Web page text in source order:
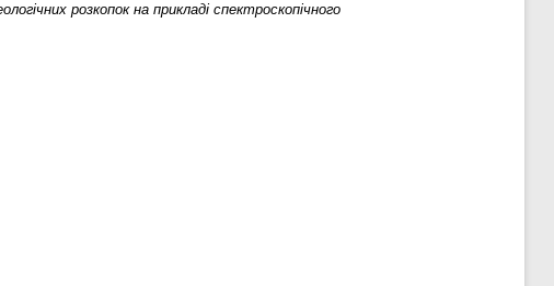
розкопок на прикладі спектроскопічного